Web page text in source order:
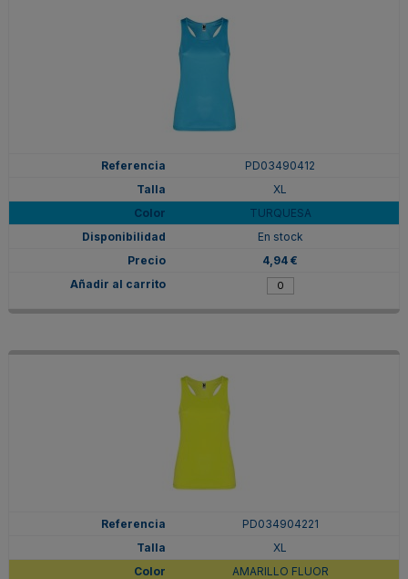
PD03490412
XL
TURQUESA
En stock
4,94 €
PD034904221
XL
AMARILLO FLUOR